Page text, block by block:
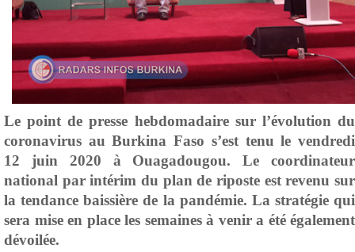
Le point de presse hebdomadaire sur l’évolution du
coronavirus au Burkina Faso s’est tenu le vendredi
12 juin 2020 à Ouagadougou. Le coordinateur
national par intérim du plan de riposte est revenu sur
la tendance baissière de la pandémie. La stratégie qui
sera mise en place les semaines à venir a été également
dévoilée.